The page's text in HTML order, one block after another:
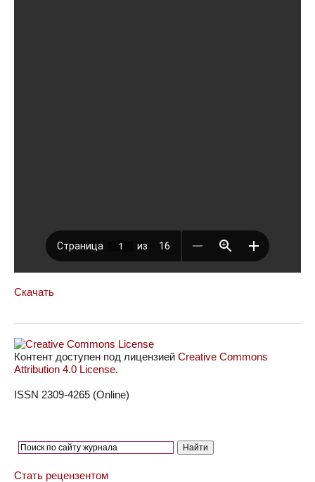
Скачать
Контент доступен под лицензией Creative Commons
Attribution 4.0 License.
ISSN 2309-4265 (Online)
Стать рецензентом